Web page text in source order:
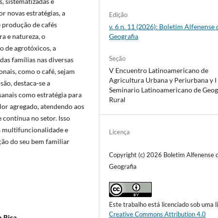
novas estratégias, a
de cafés
e natureza, o
de agrotóxicos, a
famílias nas diversas
como o café, sejam
destaca-se a
como estratégia para
agregado, atendendo aos
contínua no setor. Isso
multifuncionalidade e
do seu bem familiar
Edição
v. 6 n. 11 (2026): Boletim Alfenense
Geografia
Seção
V Encuentro Latinoamericano de
Agricultura Urbana y Periurbana y I
Seminario Latinoamericano de
Rural
Licença
Copyright (c) 2026 Boletim Alfenense
Geografia
Este trabalho está licenciado sob uma
Creative Commons Attribution 4.0